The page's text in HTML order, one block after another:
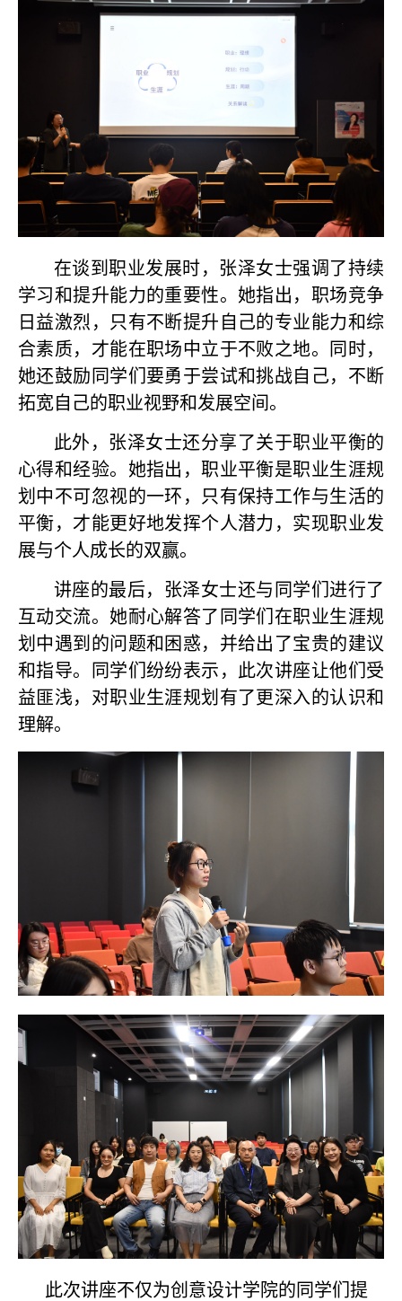
在谈到职业发展时，张泽女士强调了持续
学习和提升能力的重要性。她指出，职场竞争
日益激烈，只有不断提升自己的专业能力和综
合素质，才能在职场中立于不败之地。同时，
她还鼓励同学们要勇于尝试和挑战自己，不断
拓宽自己的职业视野和发展空间。
此外，张泽女士还分享了关于职业平衡的
心得和经验。她指出，职业平衡是职业生涯规
划中不可忽视的一环，只有保持工作与生活的
平衡，才能更好地发挥个人潜力，实现职业发
展与个人成长的双赢。
讲座的最后，张泽女士还与同学们进行了
互动交流。她耐心解答了同学们在职业生涯规
划中遇到的问题和困惑，并给出了宝贵的建议
和指导。同学们纷纷表示，此次讲座让他们受
益匪浅，对职业生涯规划有了更深入的认识和
理解。
此次讲座不仅为创意设计学院的同学们提